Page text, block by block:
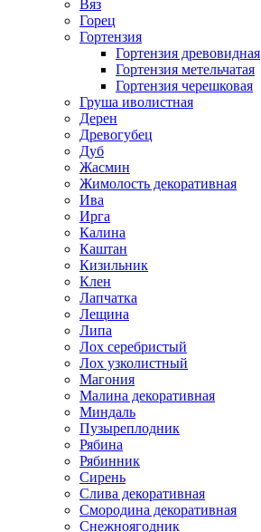
Вяз
Горец
Гортензия
Гортензия древовидная
Гортензия метельчатая
Гортензия черешковая
Груша иволистная
Дерен
Древогубец
Дуб
Жасмин
Жимолость декоративная
Ива
Ирга
Калина
Каштан
Кизильник
Клен
Лапчатка
Лещина
Липа
Лох серебристый
Лох узколистный
Магония
Малина декоративная
Миндаль
Пузыреплодник
Рябина
Рябинник
Сирень
Слива декоративная
Смородина декоративная
Снежноягодник